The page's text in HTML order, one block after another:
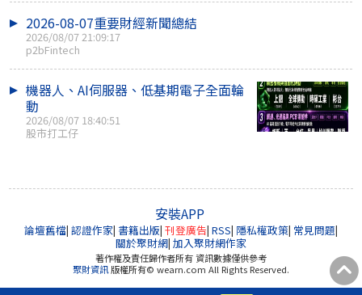
2026-08-07重要財經新聞總結
2026/08/07 21:09:17
p2bFintech
機器人、AI伺服器、低基期電子全面輪
動
2026/08/07 18:40:51
股市打工仔
安裝APP
論壇舊檔| 認證作家| 書籍出版| 刊登廣告| RSS| 隱私權政策| 常見問題|
關於聚財網| 加入聚財網作家
著作權及責任歸作者所有 資訊數據僅供參考
聚財資訊版權所有© wearn.com All Rights Reserved.